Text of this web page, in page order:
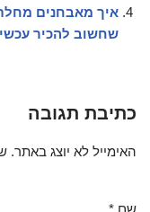
איך מאבחנים
שחשוב להכיר
כתיבת תגובה
האימייל לא יוצג באתר.
שם *